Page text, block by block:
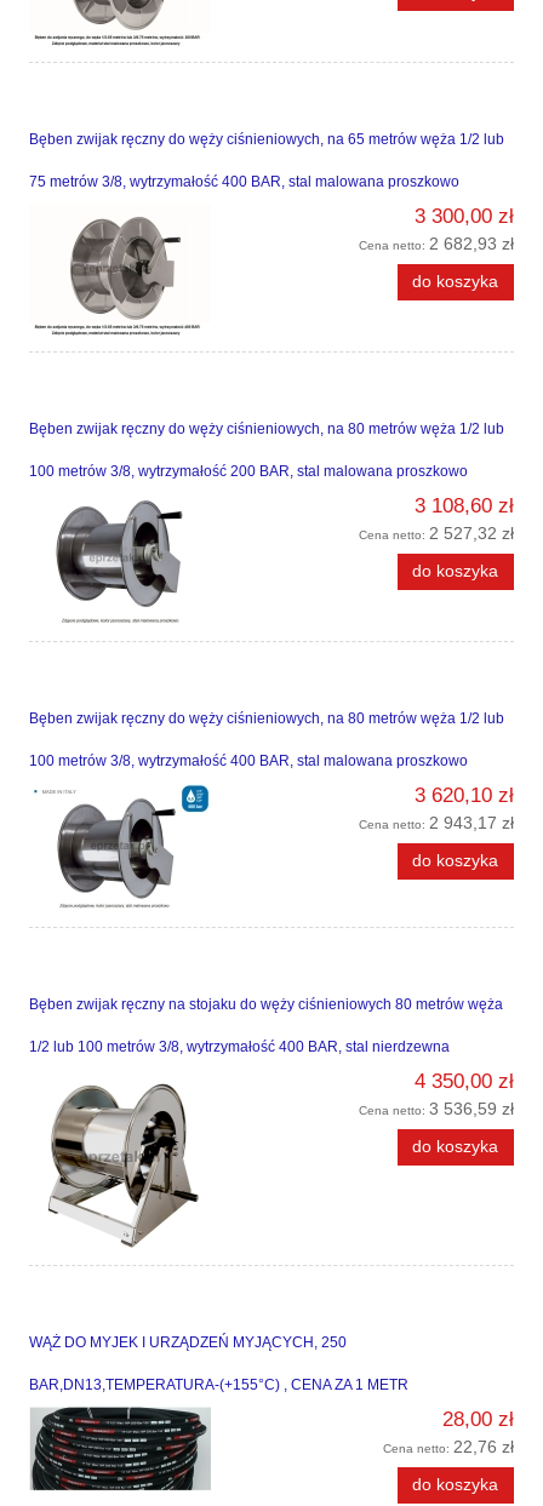
Bęben zwijak ręczny do węży ciśnieniowych, na 65 metrów węża 1/2 lub
75 metrów 3/8, wytrzymałość 400 BAR, stal malowana proszkowo
3 300,00 zł
Cena netto: 2 682,93 zł
do koszyka
Bęben zwijak ręczny do węży ciśnieniowych, na 80 metrów węża 1/2 lub
100 metrów 3/8, wytrzymałość 200 BAR, stal malowana proszkowo
3 108,60 zł
Cena netto: 2 527,32 zł
do koszyka
Bęben zwijak ręczny do węży ciśnieniowych, na 80 metrów węża 1/2 lub
100 metrów 3/8, wytrzymałość 400 BAR, stal malowana proszkowo
3 620,10 zł
Cena netto: 2 943,17 zł
do koszyka
Bęben zwijak ręczny na stojaku do węży ciśnieniowych 80 metrów węża
1/2 lub 100 metrów 3/8, wytrzymałość 400 BAR, stal nierdzewna
4 350,00 zł
Cena netto: 3 536,59 zł
do koszyka
WĄŻ DO MYJEK I URZĄDZEŃ MYJĄCYCH, 250
BAR,DN13,TEMPERATURA-(+155°C) , CENA ZA 1 METR
28,00 zł
Cena netto: 22,76 zł
do koszyka